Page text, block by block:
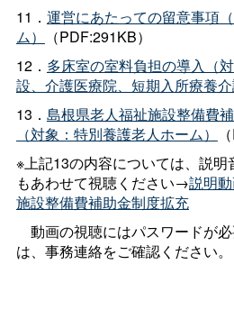
11． 運営にあたっての留意事項
ム）
（PDF:291KB）
12． 多床室の室料負担の導入（
設、介護医療院、短期入所療養介
13． 島根県老人福祉施設整備費
（対象：特別養護老人ホーム）
※上記13の内容については、説明
もあわせて視聴ください→説明
施設整備費補助金制度拡充
動画の視聴にはパスワードが
は、事務連絡をご確認ください。